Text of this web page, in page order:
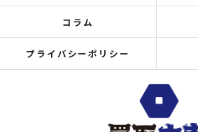
コラム
プライバシーポリシー